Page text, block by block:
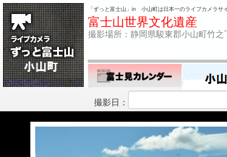
「ずっと富士山」in 小山町は日本一のライブカメラサ
富士山世界文化遺産
撮影場所：静岡県駿東郡小山町竹之
撮影日：